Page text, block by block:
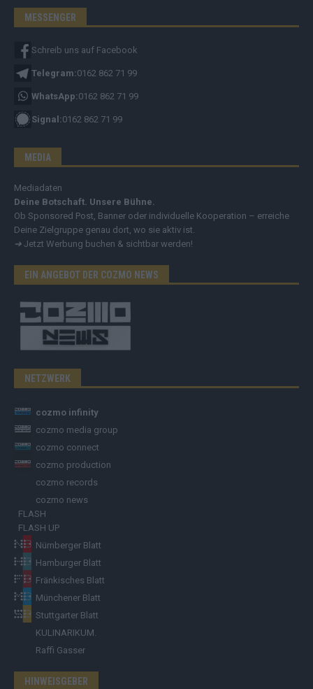
MESSENGER
Schreib uns auf Facebook
Telegram:0162 862 71 99
WhatsApp:0162 862 71 99
Signal:0162 862 71 99
MEDIA
Mediadaten
Deine Botschaft. Unsere Bühne.
Ob Sponsored Post, Banner oder individuelle Kooperation – erreiche
Deine Zielgruppe genau dort, wo sie aktiv ist.
➔ Jetzt Werbung buchen & sichtbar werden!
EIN ANGEBOT DER COZMO NEWS
NETZWERK
cozmo infinity
cozmo media group
cozmo connect
cozmo production
cozmo records
cozmo news
FLASH
FLASH UP
Nürnberger Blatt
Hamburger Blatt
Fränkisches Blatt
Münchener Blatt
Stuttgarter Blatt
KULINARIKUM.
Raffi Gasser
HINWEISGEBER